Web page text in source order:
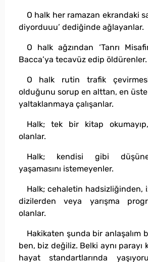
O halk her ramazan ekrandaki
diyorduuu’ dediğinde ağlayanlar.
O halk ağzından ‘Tanrı
Bacca’ya tecavüz edip öldürenler.
O halk rutin trafik
olduğunu sorup en alttan, en
yaltaklanmaya çalışanlar.
Halk; tek bir kitap
olanlar.
Halk; kendisi gibi
yaşamasını istemeyenler.
Halk; cehaletin hadsizliğinden,
dizilerden veya yarışma
olanlar.
Hakikaten şunda bir anlaşalım
ben, biz değiliz. Belki aynı parayı
hayat standartlarında